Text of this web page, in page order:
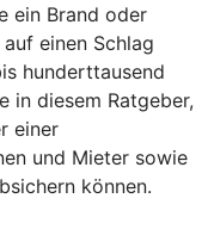
ein Brand oder
einen Schlag
hunderttausend
in diesem Ratgeber,
einer
und Mieter sowie
können.